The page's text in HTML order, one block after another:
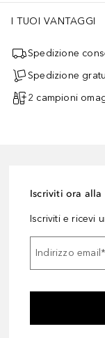
I TUOI VANTAGGI
Spedizione
Spedizione
2 campioni
Iscriviti ora alla
Iscriviti e ricevi
Indirizzo email*